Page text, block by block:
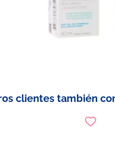
clientes también